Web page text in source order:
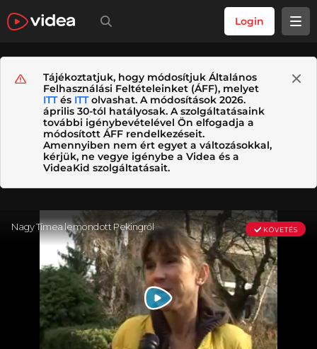
Login
Tájékoztatjuk, hogy módosítjuk Általános
Felhasználási Feltételeinket (ÁFF), melyet
ITTés ITTolvashat. A módosítások 2026.
április 30-tól hatályosak. A szolgáltatásaink
további igénybevételével Ön elfogadja a
módosított ÁFF rendelkezéseit.
Amennyiben nem ért egyet a változásokkal,
kérjük, ne vegye igénybe a Videa és a
VideaKid szolgáltatásait.